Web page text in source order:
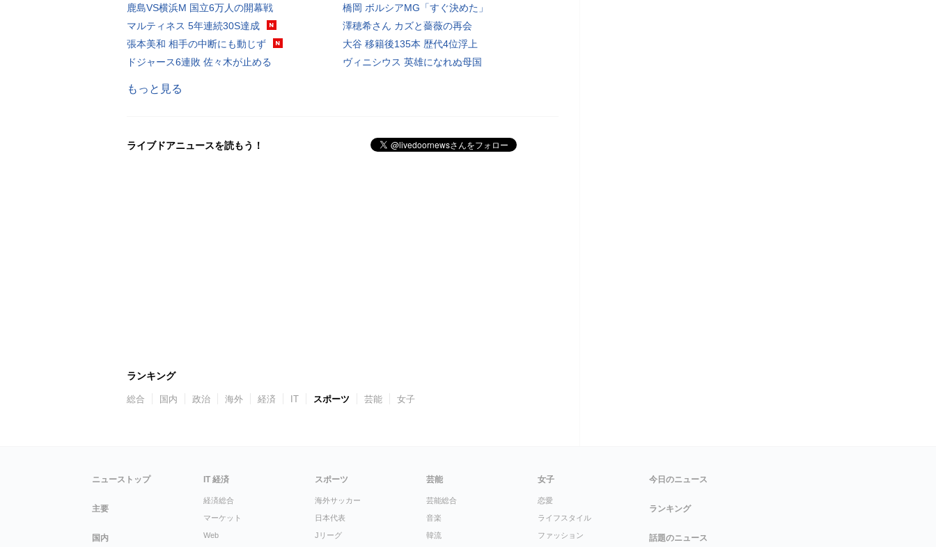
鹿島VS横浜M 国立6万人の開幕戦
マルティネス 5年連続30S達成
張本美和 相手の中断にも動じず
ドジャース6連敗 佐々木が止める
橋岡 ボルシアMG「すぐ決めた」
澤穂希さん カズと薔薇の再会
大谷 移籍後135本 歴代4位浮上
ヴィニシウス 英雄になれぬ母国
もっと見る
ライブドアニュースを読もう！
ランキング
総合 国内 政治 海外 経済 IT スポーツ 芸能 女子
ニューストップ
主要
国内
IT 経済
経済総合
マーケット
Web
スポーツ
海外サッカー
日本代表
Jリーグ
芸能
芸能総合
音楽
韓流
女子
恋愛
ライフスタイル
ファッション
今日のニュース
ランキング
話題のニュース